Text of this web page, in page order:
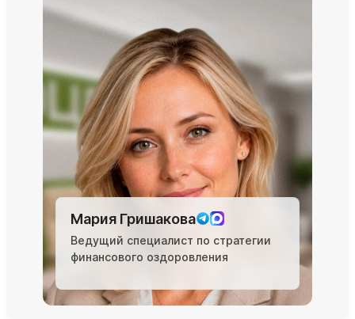
Мария Гришакова
Ведущий специалист по стратегии
финансового оздоровления